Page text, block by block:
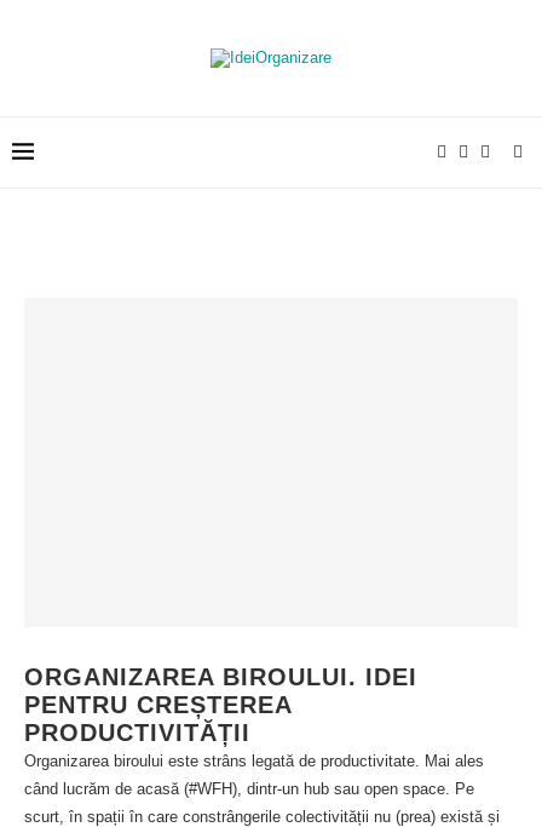
ORGANIZAREA BIROULUI. IDEI
PENTRU CREȘTEREA
PRODUCTIVITĂȚII
Organizarea biroului este strâns legată de productivitate. Mai ales
când lucrăm de acasă (#WFH), dintr-un hub sau open space. Pe
scurt, în spații în care constrângerile colectivității nu (prea) există și